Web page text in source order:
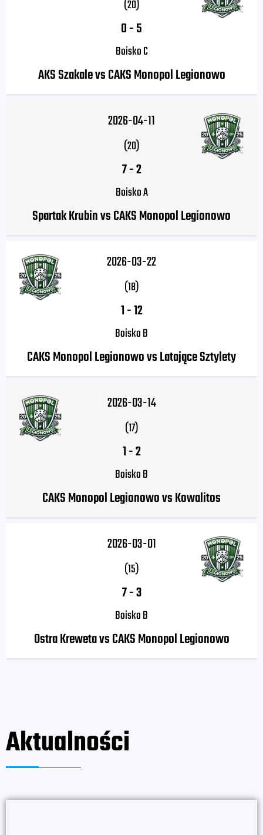
(20)
0-5
Boisko C
AKS Szakale vs CAKS Monopol Legionowo
2026-04-11
(20)
7-2
Boisko A
Spartak Krubin vs CAKS Monopol Legionowo
2026-03-22
(18)
1-12
Boisko B
CAKS Monopol Legionowo vs Latające Sztylety
2026-03-14
(17)
1-2
Boisko B
CAKS Monopol Legionowo vs Kowalitos
2026-03-01
(15)
7-3
Boisko B
Ostra Kreweta vs CAKS Monopol Legionowo
Aktualności